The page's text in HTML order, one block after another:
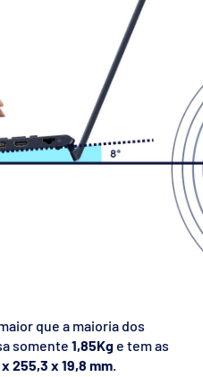
que a maioria dos
somente 1,85Kg e tem as
255,3 x 19,8 mm.